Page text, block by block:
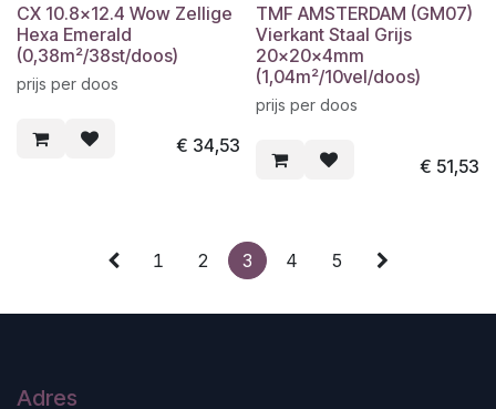
CX 10.8x12.4 Wow Zellige
Hexa Emerald
(0,38m²/38st/doos)
prijs per doos
€ 34,53
TMF AMSTERDAM (GM07)
Vierkant Staal Grijs
20x20x4mm
(1,04m²/10vel/doos)
prijs per doos
€ 51,53
1 2 3 4 5
Adres